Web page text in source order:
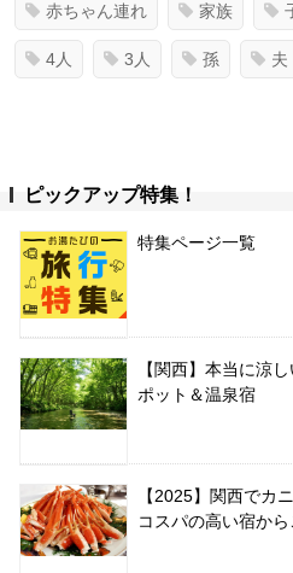
赤ちゃん連れ 家族
4人 3人 孫 夫
ピックアップ特集！
特集ページ一覧
【関西】本当に涼
ポット＆温泉宿
【2025】関西でカ
コスパの高い宿か